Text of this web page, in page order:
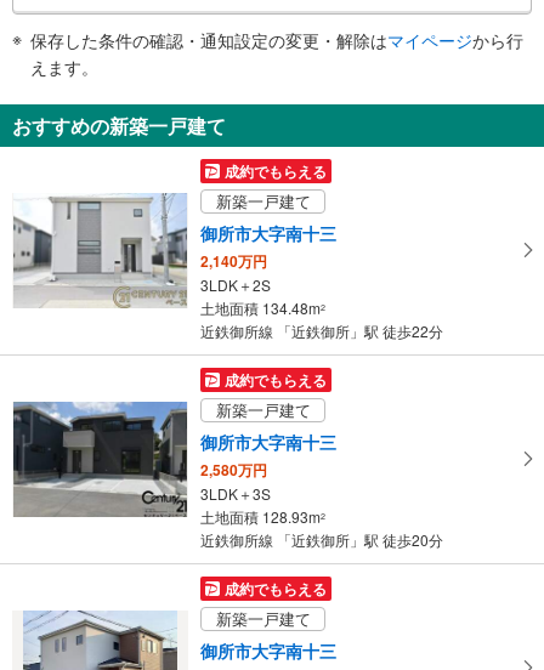
知
を
取
る
・
イ
ペ
ー
ジ
存
る
保存した条件の確認・通知設定の変更・解除はマイページから行
えます。
おすすめの新築一戸建て
成約でもらえる
新築一戸建て
御所市大字南十三
2,140万円
3LDK＋2S
土地面積 134.48m2
近鉄御所線 「近鉄御所」駅 徒歩22分
成約でもらえる
新築一戸建て
御所市大字南十三
2,580万円
3LDK＋3S
土地面積 128.93m2
近鉄御所線 「近鉄御所」駅 徒歩20分
成約でもらえる
新築一戸建て
御所市大字南十三